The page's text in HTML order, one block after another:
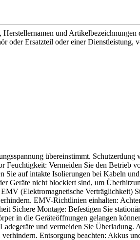
und
oder Ersatzteil oder einer Dienstleistung,
übereinstimmt. Schutzerdung
Feuchtigkeit: Vermeiden Sie den Betrieb
Sie auf intakte Isolierungen bei Kabeln
Geräte nicht blockiert sind, um
(Elektromagnetische Verträglichkeit)
EMV-Richtlinien einhalten:
Sichere Montage: Befestigen Sie
in die Geräteöffnungen gelangen
und vermeiden Sie Überladung.
Entsorgung beachten: Akkus